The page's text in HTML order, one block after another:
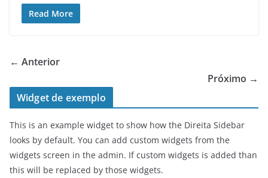
Read More
← Anterior
Próximo →
Widget de exemplo
This is an example widget to show how the Direita Sidebar
looks by default. You can add custom widgets from the
widgets screen in the admin. If custom widgets is added than
this will be replaced by those widgets.